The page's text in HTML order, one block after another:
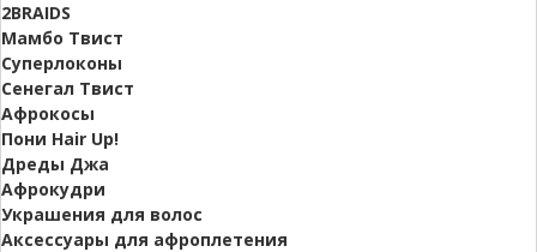
2BRAIDS
Мамбо Твист
Суперлоконы
Сенегал Твист
Афрокосы
Пони Hair Up!
Дреды Джа
Афрокудри
Украшения для волос
Аксессуары для афроплетения